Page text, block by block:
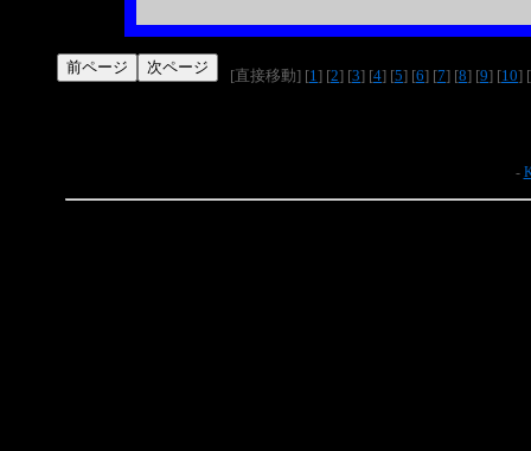
[直接移動] [1 ] [2] [3] [4] [5] [6] [7] [8] [9] [10] [
-